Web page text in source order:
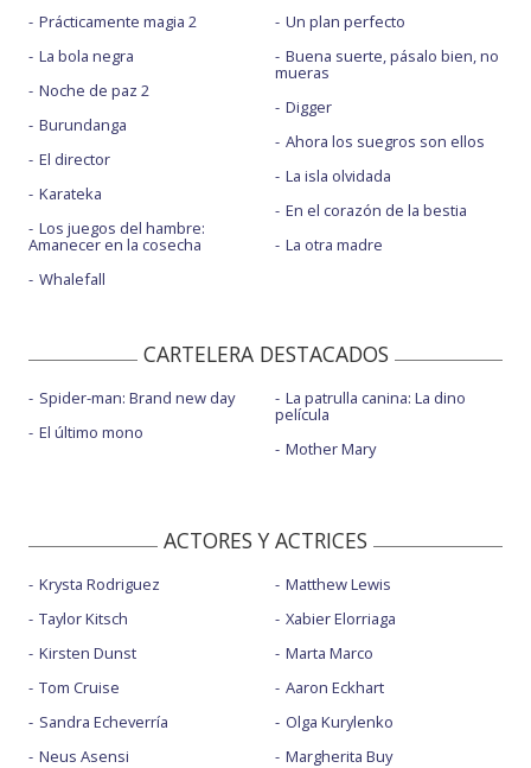
Prácticamente magia 2
La bola negra
Noche de paz 2
Burundanga
El director
Karateka
Los juegos del hambre:
Amanecer en la cosecha
Whalefall
Un plan perfecto
Buena suerte, pásalo bien, no
mueras
Digger
Ahora los suegros son ellos
La isla olvidada
En el corazón de la bestia
La otra madre
CARTELERA DESTACADOS
Spider-man: Brand new day
El último mono
La patrulla canina: La dino
película
Mother Mary
ACTORES Y ACTRICES
Krysta Rodriguez
Taylor Kitsch
Kirsten Dunst
Tom Cruise
Sandra Echeverría
Neus Asensi
Matthew Lewis
Xabier Elorriaga
Marta Marco
Aaron Eckhart
Olga Kurylenko
Margherita Buy